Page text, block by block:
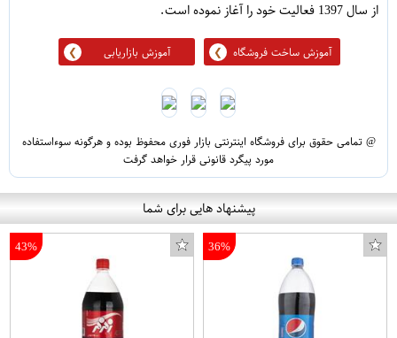
از سال 1397 فعالیت خود را آغاز نموده است.
آموزش ساخت فروشگاه آموزش بازاریابی
@ تمامی حقوق برای فروشگاه اینترنتی بازار فوری محفوظ بوده و هرگونه سوءاستفاده
مورد پیگرد قانونی قرار خواهد گرفت
پیشنهاد هایی برای شما
36%
43%